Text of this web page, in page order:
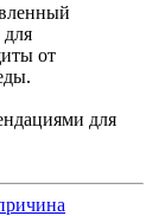
от
для